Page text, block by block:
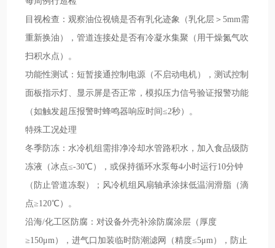
目视检查：观察油位视镜是否有乳化迹象（乳化层＞5mm需
重新换油），管道连接处是否有冷凝水集聚（用干燥氮气吹
扫积水点）。
功能性测试：短暂接通控制电源（不启动电机），测试控制
面板指示灯、显示屏是否正常，模拟压力信号验证报警功能
（如触发超压报警时蜂鸣器响应时间≤2秒）。
特殊工况处理
冬季防冻：水冷机组需排净冷却水管路积水，加入食品级防
冻液（冰点≤-30℃），或保持循环水泵每4小时运行10分钟
（防止管道冻裂）；风冷机组风扇轴承涂抹低温润滑脂（滴
点≥120℃）。
沿海/化工区防腐：对设备外壳补涂防腐涂层（厚度
≥150μm），进气口加装临时防潮滤网（精度≤5μm），防止